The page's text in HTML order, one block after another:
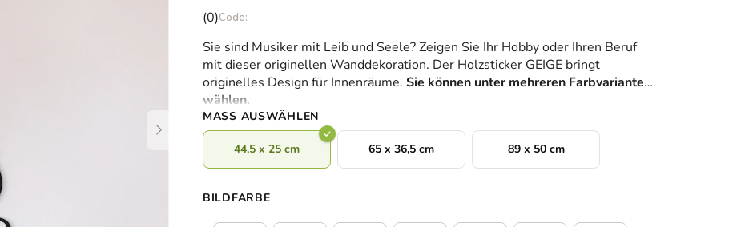
Die
Produktbewertung
ist
0,0
von
5
Sternen.
(0)
Sie sind Musiker mit Leib und Seele? Zeigen Sie Ihr Hobby oder Ihren Beruf
mit dieser originellen Wanddekoration. Der Holzsticker GEIGE bringt
originelles Design für Innenräume. Sie können unter mehreren Farbvarianten
wählen.
MASS AUSWÄHLEN
44,5 x 25 cm 65 x 36,5 cm 89 x 50 cm
BILDFARBE